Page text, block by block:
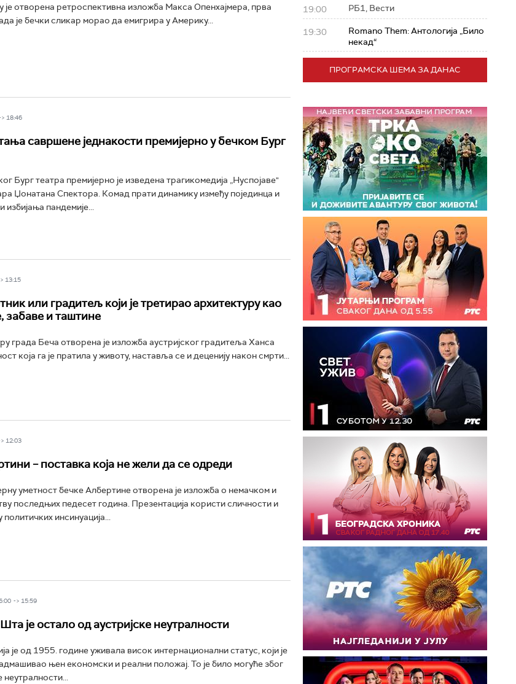
је отворена ретроспективна изложба Макса Опенхајмера, прва
је бечки сликар морао да емигрира у Америку...
18:46
савршене једнакости премијерно у бечком Бург
Бург театра премијерно је изведена трагикомедија „Нуспојаве"
Џонатана Спектора. Комад прати динамику између појединца и
избијања пандемије...
13:15
или градитељ који је третирао архитектуру као
забаве и таштине
града Беча отворена је изложба аустријског градитеља Ханса
која га је пратила у животу, наставља се и деценију након смрти...
12:03
– поставка која не жели да се одреди
уметност бечке Албертине отворена је изложба о немачком и
последњих педесет година. Презентација користи сличности и
инсинуација...
-> 15:59
је остало од аустријске неутралности
је од 1955. године уживала висок интернационални статус, који је
њен економски и реални положај. То је било могуће због
19:00 РБ1, Вести
19:30
Romano Them: Антологија „Било
некад“
ПРОГРАМСКА ШЕМА ЗА ДАНАС